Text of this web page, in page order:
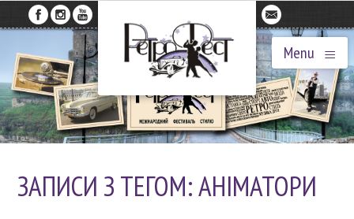
Menu ≡
ЗАПИСИ З ТЕГОМ: АНІМАТОРИ